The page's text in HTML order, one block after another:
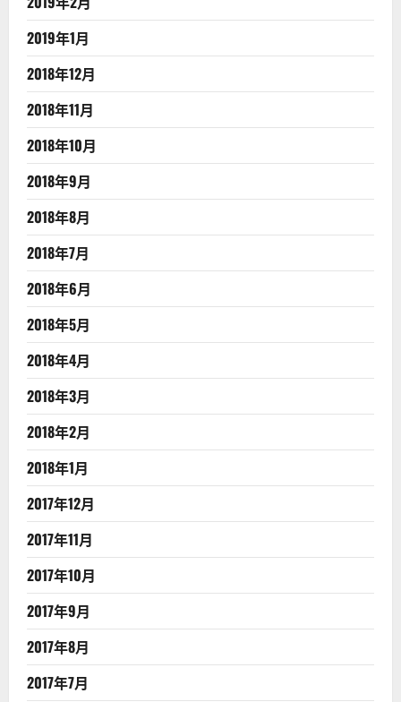
2019年1月
2018年12月
2018年11月
2018年10月
2018年9月
2018年8月
2018年7月
2018年6月
2018年5月
2018年4月
2018年3月
2018年2月
2018年1月
2017年12月
2017年11月
2017年10月
2017年9月
2017年8月
2017年7月